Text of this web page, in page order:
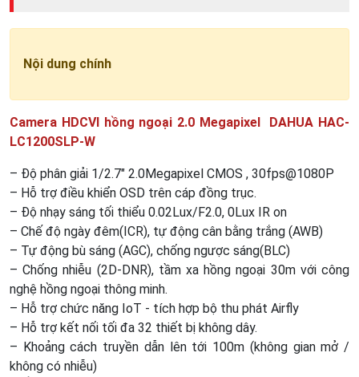
Nội dung chính
Camera HDCVI hồng ngoại 2.0 Megapixel DAHUA HAC-
LC1200SLP-W
– Độ phân giải 1/2.7" 2.0Megapixel CMOS , 30fps@1080P
– Hỗ trợ điều khiển OSD trên cáp đồng trục.
– Độ nhạy sáng tối thiểu 0.02Lux/F2.0, 0Lux IR on
– Chế độ ngày đêm(ICR), tự động cân bằng trắng (AWB)
– Tự động bù sáng (AGC), chống ngược sáng(BLC)
– Chống nhiễu (2D-DNR), tầm xa hồng ngoại 30m với công
nghệ hồng ngoại thông minh.
– Hỗ trợ chức năng IoT - tích hợp bộ thu phát Airfly
– Hỗ trợ kết nối tối đa 32 thiết bị không dây.
– Khoảng cách truyền dẫn lên tới 100m (không gian mở /
không có nhiễu)